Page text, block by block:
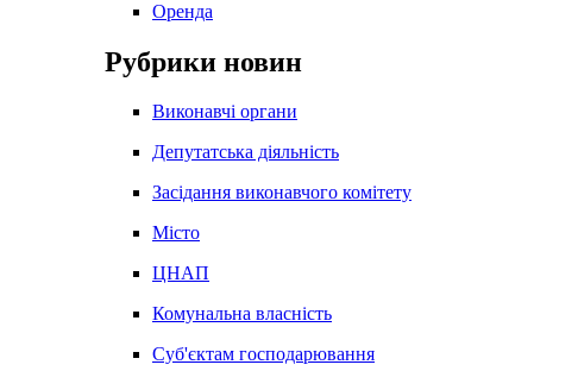
Оренда
Рубрики новин
Виконавчі органи
Депутатська діяльність
Засідання виконавчого комітету
Місто
ЦНАП
Комунальна власність
Суб'єктам господарювання